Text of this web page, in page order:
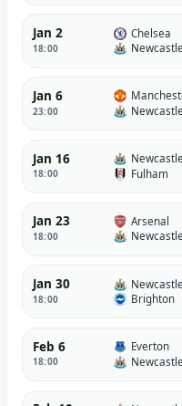
Jan 2
18:00
Chelsea
Newcastle
Jan 6
23:00
Newcastle
Jan 16
18:00
Newcastle
Fulham
Jan 23
18:00
Arsenal
Newcastle
Jan 30
18:00
Newcastle
Brighton
Feb 6
18:00
Everton
Newcastle